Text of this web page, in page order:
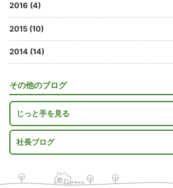
2016 (4)
2015 (10)
2014 (14)
その他のブログ
じっと手を見る
社長ブログ